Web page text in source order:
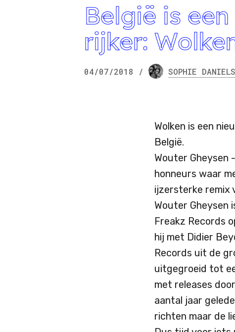
België is
rijker:
04/07/2018 / SOPHIE DANIELS
Wolken is een
België.
Wouter Gheysen
honneurs waar
ijzersterke remix
Wouter Gheysen
Freakz Records
hij met Didier
Records uit de
uitgegroeid tot
met releases
aantal jaar
richten maar de